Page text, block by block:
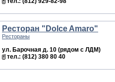
Ресторан "Dolce Amaro"
Рестораны
ул. Барочная д. 10 (рядом с ЛДМ)
тел.: (812) 380 80 40